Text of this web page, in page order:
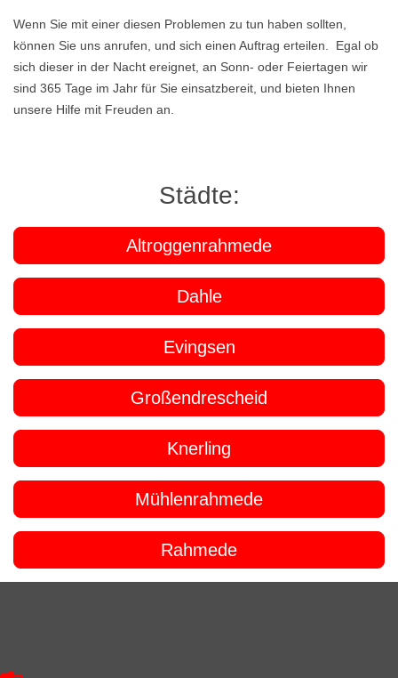
Wenn Sie mit einer diesen Problemen zu tun haben sollten,
können Sie uns anrufen, und sich einen Auftrag erteilen. Egal ob
sich dieser in der Nacht ereignet, an Sonn- oder Feiertagen wir
sind 365 Tage im Jahr für Sie einsatzbereit, und bieten Ihnen
unsere Hilfe mit Freuden an.
Städte:
Altroggenrahmede
Dahle
Evingsen
Großendrescheid
Knerling
Mühlenrahmede
Rahmede